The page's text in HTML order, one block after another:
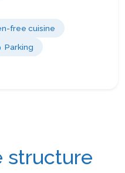
free cuisine
Parking
structure